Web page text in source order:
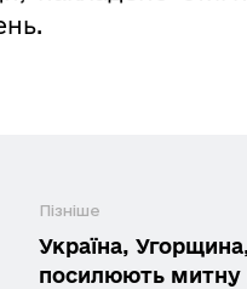
Пізніше
Україна,
посилюють митну